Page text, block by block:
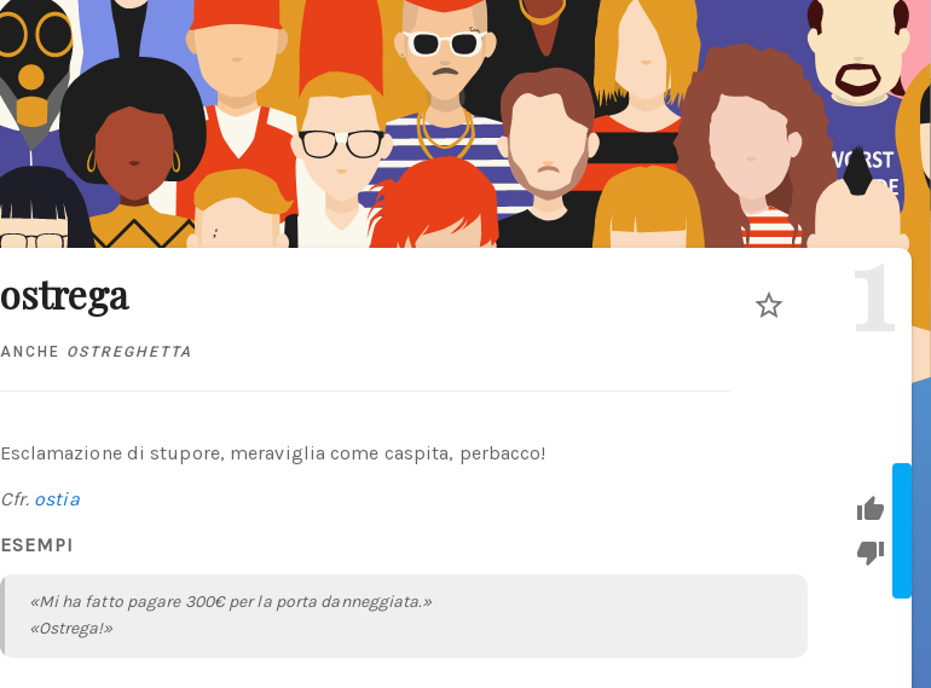
ostrega
ANCHE OSTREGHETTA 1
Esclamazione di stupore, meraviglia come caspita, perbacco!
Cfr. ostia
ESEMPI
«Mi ha fatto pagare 300€ per la porta danneggiata.»
«Ostrega!»